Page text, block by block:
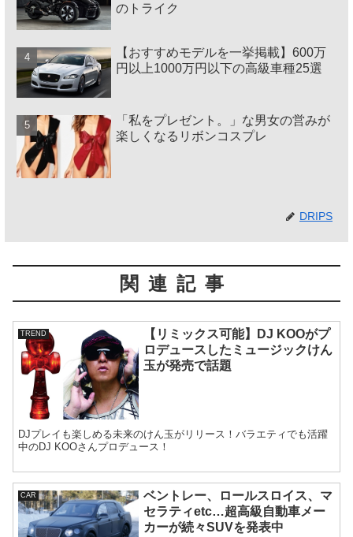
のトライク
【おすすめモデルを一挙掲載】600万
円以上1000万円以下の高級車種25選
「私をプレゼント。」な男女の営みが
楽しくなるリボンコスプレ
DRIPS
関連記事
TREND
【リミックス可能】DJ KOOがプ
ロデュースしたミュージックけん
玉が発売で話題
DJプレイも楽しめる未来のけん玉がリリース！バラエティでも活躍
中のDJ KOOさんプロデュース！
CAR
ベントレー、ロールスロイス、マ
セラティetc…超高級自動車メー
カーが続々SUVを発表中